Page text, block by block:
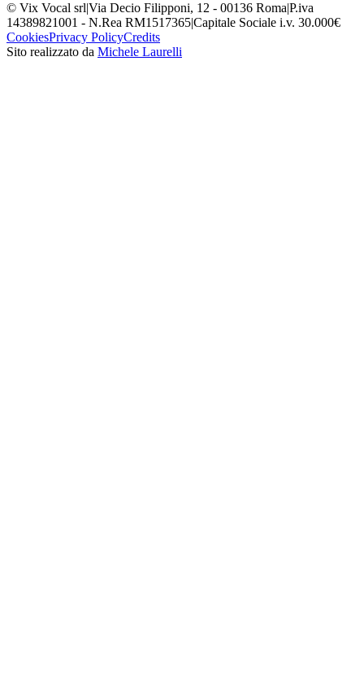
© Vix Vocal srlVia Decio Filipponi, 12 - 00136 RomaP.iva
14389821001 - N.Rea RM1517365Capitale Sociale i.v. 30.000€
CookiesPrivacy PolicyCredits
Sito realizzato da Michele Laurelli